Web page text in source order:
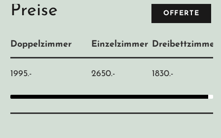
OFFERTE
Preise
Doppelzimmer Einzelzimmer Dreibettzimmer
1995.- 2650.- 1830.-